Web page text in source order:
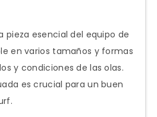
pieza esencial del equipo de
en varios tamaños y formas
y condiciones de las olas.
es crucial para un buen